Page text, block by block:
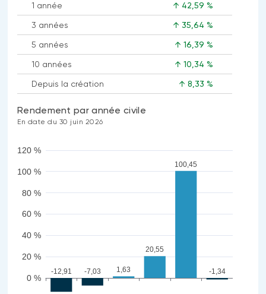
1 année ↑ 42,59 %
3 années ↑ 35,64 %
5 années ↑ 16,39 %
10 années ↑ 10,34 %
Depuis la création ↑ 8,33 %
Rendement par année civile
En date du 30 juin 2026
0 %
20 %
40 %
60 %
80 %
100 %
120 %
-12,91 -7,03 1,63
20,55
100,45
-1,34